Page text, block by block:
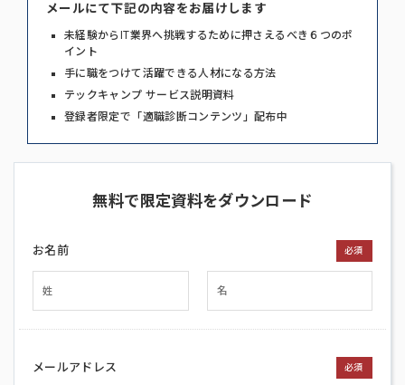
メールにて下記の内容をお届けします
未経験からIT業界へ挑戦するために押さえるべき６つのポ
イント
手に職をつけて活躍できる人材になる方法
テックキャンプ サービス説明資料
登録者限定で「適職診断コンテンツ」配布中
無料で限定資料をダウンロード
お名前 必須
メールアドレス 必須